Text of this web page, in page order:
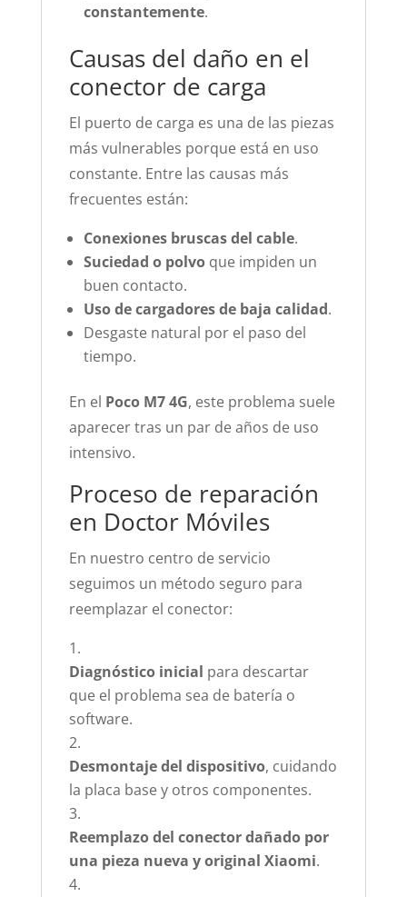
constantemente.
Causas del daño en el
conector de carga
El puerto de carga es una de las piezas
más vulnerables porque está en uso
constante. Entre las causas más
frecuentes están:
Conexiones bruscas del cable.
Suciedad o polvoque impiden un
buen contacto.
Uso de cargadores de baja calidad.
Desgaste natural por el paso del
tiempo.
En el Poco M7 4G, este problema suele
aparecer tras un par de años de uso
intensivo.
Proceso de reparación
en Doctor Móviles
En nuestro centro de servicio
seguimos un método seguro para
reemplazar el conector:
Diagnóstico inicial para descartar
que el problema sea de batería o
software.
Desmontaje del dispositivo, cuidando
la placa base y otros componentes.
Reemplazo del conector dañado por
una pieza nueva y original Xiaomi.